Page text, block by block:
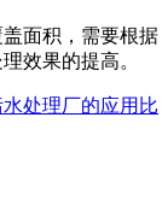
面积，需要根据
效果的提高。
处理厂的应用比